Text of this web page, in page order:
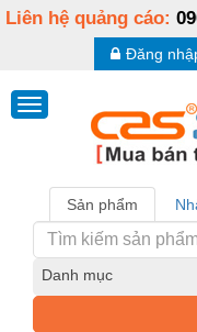
Liên hệ quảng cáo:
Đăng
Sản phẩm
Danh mục